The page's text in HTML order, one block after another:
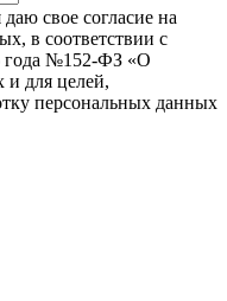
свое согласие на
в соответствии с
года №152-ФЗ «О
и для целей,
персональных данных